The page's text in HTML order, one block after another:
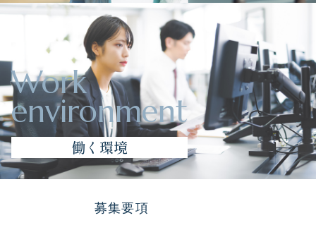
Work
environment
働く環境
募集要項